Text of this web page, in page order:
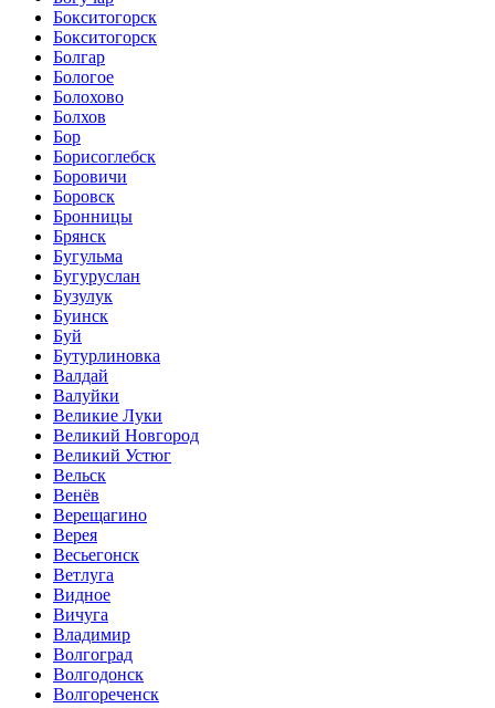
Бокситогорск
Бокситогорск
Болгар
Бологое
Болохово
Болхов
Бор
Борисоглебск
Боровичи
Боровск
Бронницы
Брянск
Бугульма
Бугуруслан
Бузулук
Буинск
Буй
Бутурлиновка
Валдай
Валуйки
Великие Луки
Великий Новгород
Великий Устюг
Вельск
Венёв
Верещагино
Верея
Весьегонск
Ветлуга
Видное
Вичуга
Владимир
Волгоград
Волгодонск
Волгореченск